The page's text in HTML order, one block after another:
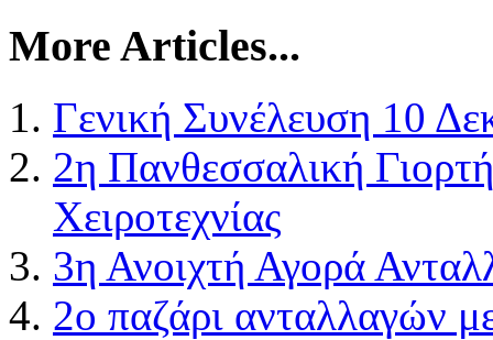
More Articles...
Γενική Συνέλευση 10
2η Πανθεσσαλική
Χειροτεχνίας
3η Ανοιχτή Αγορά
2ο παζάρι ανταλλαγών